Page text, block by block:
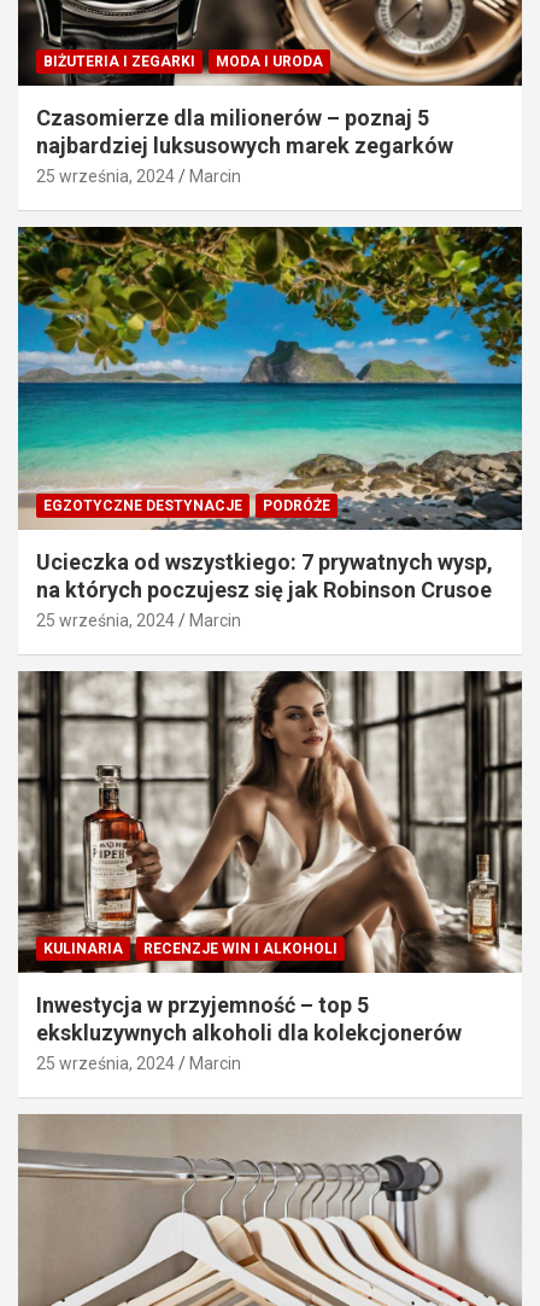
BIŻUTERIA I ZEGARKI MODA I URODA
Czasomierze dla milionerów – poznaj 5
najbardziej luksusowych marek zegarków
25 września, 2024 Marcin
EGZOTYCZNE DESTYNACJE PODRÓŻE
Ucieczka od wszystkiego: 7 prywatnych wysp,
na których poczujesz się jak Robinson Crusoe
25 września, 2024 Marcin
KULINARIA RECENZJE WIN I ALKOHOLI
Inwestycja w przyjemność – top 5
ekskluzywnych alkoholi dla kolekcjonerów
25 września, 2024 Marcin